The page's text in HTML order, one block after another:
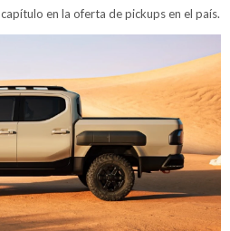
en la oferta de pickups en el país.